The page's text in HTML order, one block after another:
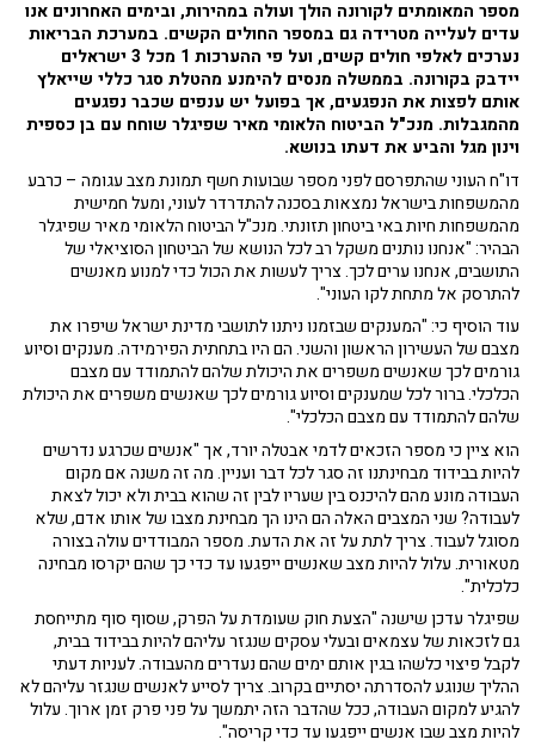
מספר המאומתים לקורונה הולך ועולה במהירות, ובימים האחרונים אנו
עדים לעלייה מטרידה גם במספר החולים הקשים. במערכת הבריאות
נערכים לאלפי חולים קשים, ועל פי ההערכות 1 מכל 3 ישראלים
יידבק בקורונה. בממשלה מנסים להימנע מהטלת סגר כללי שייאלץ
אותם לפצות את הנפגעים, אך בפועל יש ענפים שכבר נפגעים
מהמגבלות. מנכ"ל הביטוח הלאומי מאיר שפיגלר שוחח עם בן כספית
וינון מגל והביע את דעתו בנושא.
דו"ח העוני שהתפרסם לפני מספר שבועות חשף תמונת מצב עגומה – כרבע
מהמשפחות בישראל נמצאות בסכנה להתדרדר לעוני, ומעל חמישית
מהמשפחות חיות באי ביטחון תזונתי. מנכ"ל הביטוח הלאומי מאיר שפיגלר
הבהיר: "אנחנו נותנים משקל רב לכל הנושא של הביטחון הסוציאלי של
התושבים, אנחנו ערים לכך. צריך לעשות את הכול כדי למנוע מאנשים
להתרסק אל מתחת לקו העוני".
עוד הוסיף כי: "המענקים שבזמנו ניתנו לתושבי מדינת ישראל שיפרו את
מצבם של העשירון הראשון והשני. הם היו בתחתית הפירמידה. מענקים וסיוע
גורמים לכך שאנשים משפרים את היכולת שלהם להתמודד עם מצבם
הכלכלי. ברור לכל שמענקים וסיוע גורמים לכך שאנשים משפרים את היכולת
שלהם להתמודד עם מצבם הכלכלי".
הוא ציין כי מספר הזכאים לדמי אבטלה יורד, אך "אנשים שכרגע נדרשים
להיות בבידוד מבחינתנו זה סגר לכל דבר ועניין. מה זה משנה אם מקום
העבודה מונע מהם להיכנס בין שעריו לבין זה שהוא בבית ולא יכול לצאת
לעבודה? שני המצבים האלה הם הינו הך מבחינת מצבו של אותו אדם, שלא
מסוגל לעבוד. צריך לתת על זה את הדעת. מספר המבודדים עולה בצורה
מטאורית. עלול להיות מצב שאנשים ייפגעו עד כדי כך שהם יקרסו מבחינה
כלכלית".
שפיגלר עדכן שישנה "הצעת חוק שעומדת על הפרק, שסוף סוף מתייחסת
גם לזכאות של עצמאים ובעלי עסקים שנגזר עליהם להיות בבידוד בבית,
לקבל פיצוי כלשהו בגין אותם ימים שהם נעדרים מהעבודה. לעניות דעתי
ההליך שנוגע להסדרתה יסתיים בקרוב. צריך לסייע לאנשים שנגזר עליהם לא
להגיע למקום העבודה, ככל שהדבר הזה יתמשך על פני פרק זמן ארוך. עלול
להיות מצב שבו אנשים ייפגעו עד כדי קריסה".